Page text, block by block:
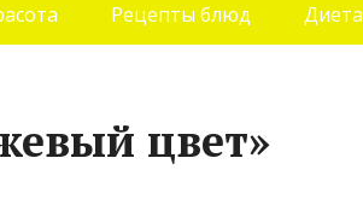
Рецепты блюд Диета
цвет»